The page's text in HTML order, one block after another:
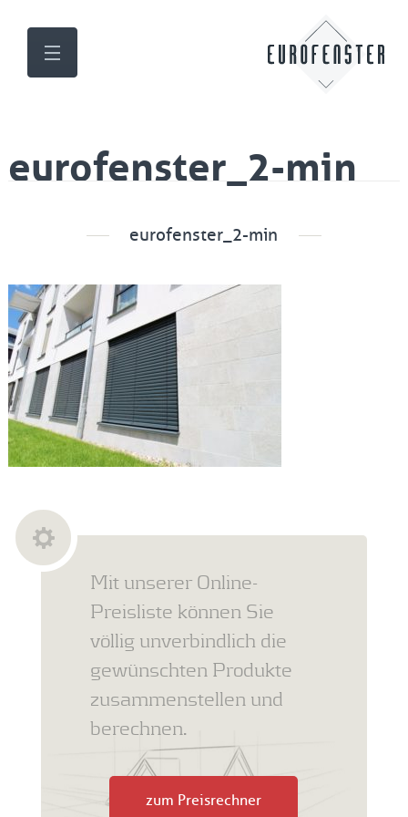
eurofenster_2-min
eurofenster_2-min
Mit unserer Online-
Preisliste können Sie
völlig unverbindlich die
gewünschten Produkte
zusammenstellen und
berechnen.
zum Preisrechner